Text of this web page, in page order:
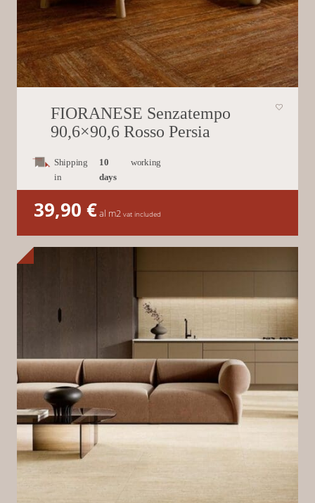
FIORANESE Senzatempo
90,6×90,6 Rosso Persia
Shipping
in
10
days
working
39,90 €al m2 vat included